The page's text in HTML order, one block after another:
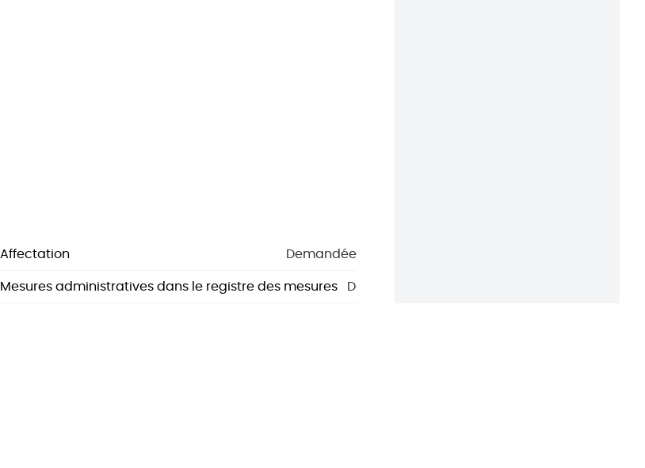
Affectation Demandée
Mesures administratives dans le registre des mesures Demandé(e)